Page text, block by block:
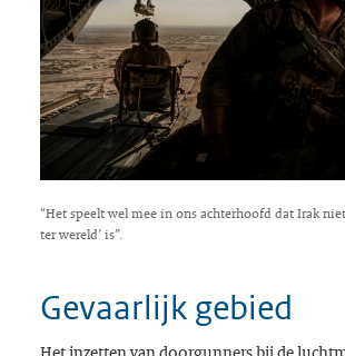
“Het speelt wel mee in ons achterhoofd dat Irak
ter wereld’ is”.
Gevaarlijk gebied
Het inzetten van doorgunnersbij de